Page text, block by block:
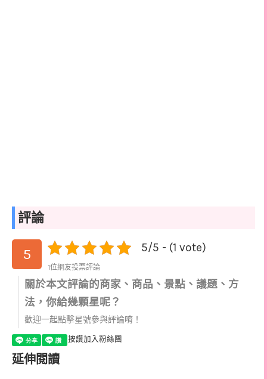
評論
5 5/5 - (1 vote)
1位網友投票評論
關於本文評論的商家、商品、景點、議題、方
法，你給幾顆星呢？
歡迎一起點擊星號參與評論唷！
按讚加入粉絲團
延伸閱讀